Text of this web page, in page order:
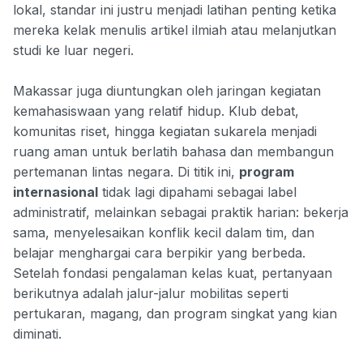
lokal, standar ini justru menjadi latihan penting ketika
mereka kelak menulis artikel ilmiah atau melanjutkan
studi ke luar negeri.
Makassar juga diuntungkan oleh jaringan kegiatan
kemahasiswaan yang relatif hidup. Klub debat,
komunitas riset, hingga kegiatan sukarela menjadi
ruang aman untuk berlatih bahasa dan membangun
pertemanan lintas negara. Di titik ini, program
internasional tidak lagi dipahami sebagai label
administratif, melainkan sebagai praktik harian: bekerja
sama, menyelesaikan konflik kecil dalam tim, dan
belajar menghargai cara berpikir yang berbeda.
Setelah fondasi pengalaman kelas kuat, pertanyaan
berikutnya adalah jalur-jalur mobilitas seperti
pertukaran, magang, dan program singkat yang kian
diminati.